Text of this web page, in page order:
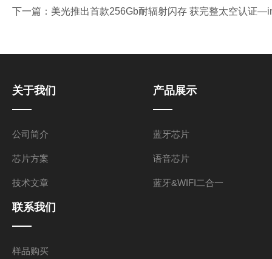
下一篇： 美光推出首款256Gb耐辐射闪存 获完整太空认证
关于我们
公司简介
芯片方案
技术文章
产品展示
蓝牙芯片
语音芯片
蓝牙&WIFI二合一
联系我们
样品购买